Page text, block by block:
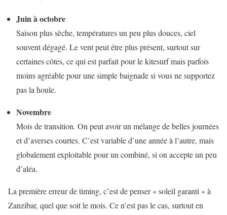
Juin à octobre
Saison plus sèche, températures un peu plus douces, ciel
souvent dégagé. Le vent peut être plus présent, surtout sur
certaines côtes, ce qui est parfait pour le kitesurf mais parfois
moins agréable pour une simple baignade si vous ne supportez
pas la houle.
Novembre
Mois de transition. On peut avoir un mélange de belles journées
et d’averses courtes. C’est variable d’une année à l’autre, mais
globalement exploitable pour un combiné, si on accepte un peu
d’aléa.
La première erreur de timing, c’est de penser « soleil garanti » à
Zanzibar, quel que soit le mois. Ce n’est pas le cas, surtout en